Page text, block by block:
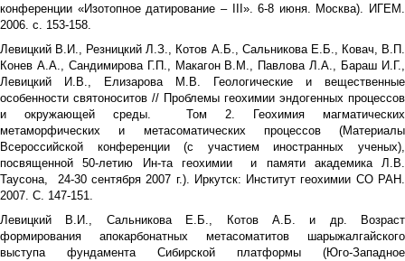
конференции «Изотопное датирование – III». 6-8 июня. Москва). ИГЕМ.
2006. с. 153-158.
Левицкий В.И., Резницкий Л.З., Котов А.Б., Сальникова Е.Б., Ковач, В.П.
Конев А.А., Сандимирова Г.П., Макагон В.М., Павлова Л.А., Бараш И.Г.,
Левицкий И.В., Елизарова М.В. Геологические и вещественные
особенности святоноситов // Проблемы геохимии эндогенных процессов
и окружающей среды. Том 2. Геохимия магматических
метаморфических и метасоматических процессов (Материалы
Всероссийской конференции (с участием иностранных ученых),
посвященной 50-летию Ин-та геохимии и памяти академика Л.В.
Таусона, 24-30 сентября 2007 г.). Иркутск: Институт геохимии СО РАН.
2007. С. 147-151.
Левицкий В.И., Сальникова Е.Б., Котов А.Б. и др. Возраст
формирования апокарбонатных метасоматитов шарыжалгайского
выступа фундамента Сибирской платформы (Юго-Западное